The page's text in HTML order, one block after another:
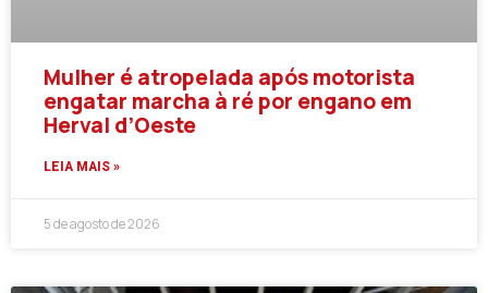
Mulher é atropelada após motorista
engatar marcha à ré por engano em
Herval d’Oeste
LEIA MAIS »
5 de agosto de 2026